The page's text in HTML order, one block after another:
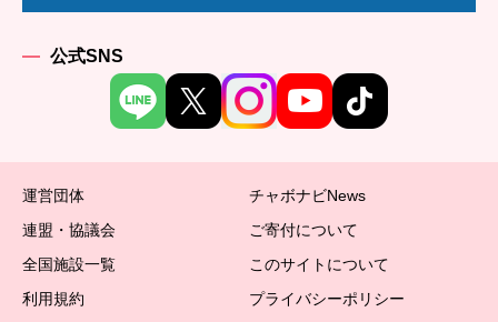
公式SNS
運営団体
チャボナビNews
連盟・協議会
ご寄付について
全国施設一覧
このサイトについて
利用規約
プライバシーポリシー